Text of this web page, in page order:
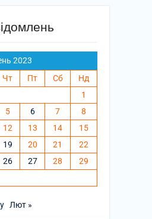
2023
Чт Пт Сб
Нд
1
5 6 7
8
12 13 14
15
19 20 21
22
26 27 28
29
Лют »